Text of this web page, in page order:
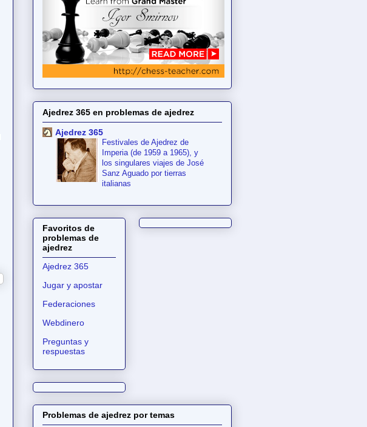
Ajedrez 365 en problemas de ajedrez
Ajedrez 365
Festivales de Ajedrez de
Imperia (de 1959 a 1965), y
los singulares viajes de José
Sanz Aguado por tierras
italianas
Favoritos de
problemas de
ajedrez
Ajedrez 365
Jugar y apostar
Federaciones
Webdinero
Preguntas y
respuestas
Problemas de ajedrez por temas